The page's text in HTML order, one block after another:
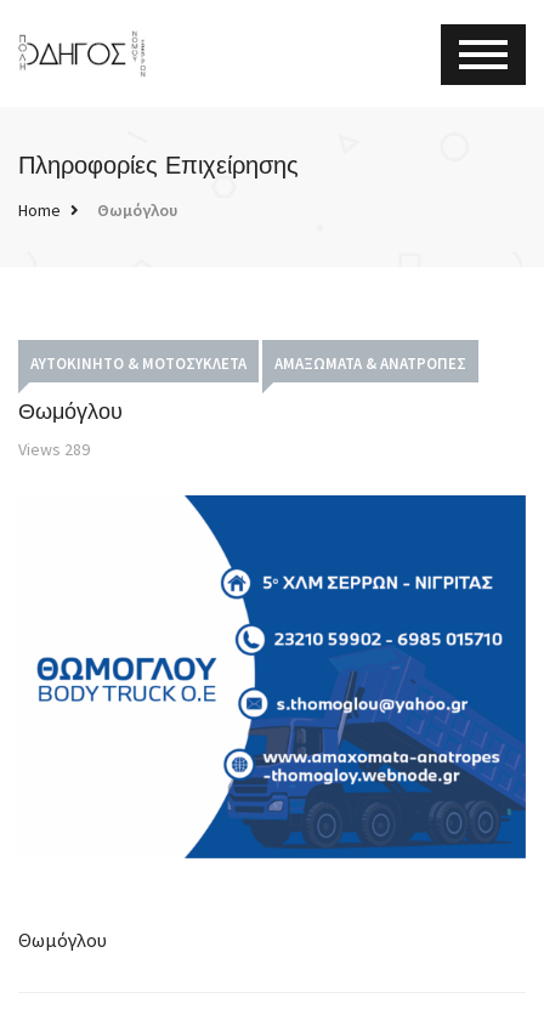
Πληροφορίες Επιχείρησης
Home Θωμόγλου
ΑΥΤΟΚΊΝΗΤΟ & ΜΟΤΟΣΥΚΛΈΤΑ ΑΜΑΞΏΜΑΤΑ & ΑΝΑΤΡΟΠΈΣ
Θωμόγλου
Views 289
Θωμόγλου